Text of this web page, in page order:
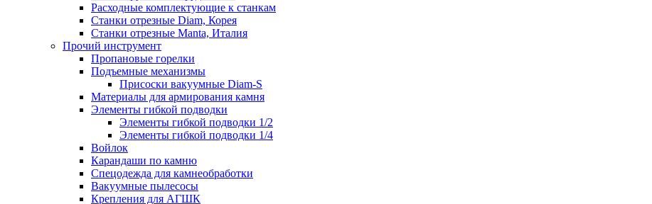
Расходные комплектующие к станкам
Станки отрезные Diam, Корея
Станки отрезные Manta, Италия
Прочий инструмент
Пропановые горелки
Подъeмные механизмы
Присоски вакуумные Diam-S
Материалы для армирования камня
Элементы гибкой подводки
Элементы гибкой подводки 1/2
Элементы гибкой подводки 1/4
Войлок
Карандаши по камню
Спецодежда для камнеобработки
Вакуумные пылесосы
Крепления для АГШК